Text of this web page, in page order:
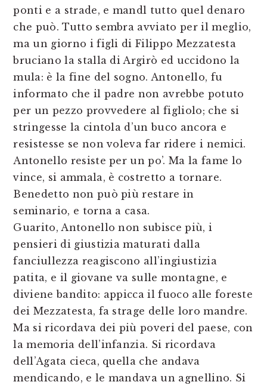
ponti e a strade, e mandl tutto quel denaro
che può. Tutto sembra avviato per il meglio,
ma un giorno i figli di Filippo Mezzatesta
bruciano la stalla di Argirò ed uccidono la
mula: è la fine del sogno. Antonello, fu
informato che il padre non avrebbe potuto
per un pezzo provvedere al figliolo; che si
stringesse la cintola d’un buco ancora e
resistesse se non voleva far ridere i nemici.
Antonello resiste per un po’. Ma la fame lo
vince, si ammala, è costretto a tornare.
Benedetto non può più restare in
seminario, e torna a casa.
Guarito, Antonello non subisce più, i
pensieri di giustizia maturati dalla
fanciullezza reagiscono all’ingiustizia
patita, e il giovane va sulle montagne, e
diviene bandito: appicca il fuoco alle foreste
dei Mezzatesta, fa strage delle loro mandre.
Ma si ricordava dei più poveri del paese, con
la memoria dell’infanzia. Si ricordava
dell’Agata cieca, quella che andava
mendicando, e le mandava un agnellino. Si